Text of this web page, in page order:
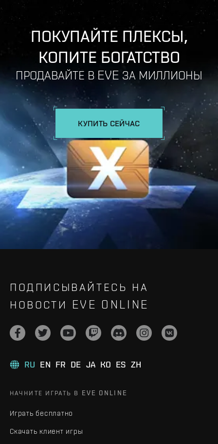
ПОКУПАЙТЕ ПЛЕКСЫ,
КОПИТЕ БОГАТСТВО
ПРОДАВАЙТЕ В EVE ЗА МИЛЛИОНЫ
КУПИТЬ СЕЙЧАС
ПОДПИСЫВАЙТЕСЬ НА
НОВОСТИ EVE ONLINE
RU EN FR DE JA KO ES ZH
НАЧНИТЕ ИГРАТЬ В EVE ONLINE
Играть бесплатно
Скачать клиент игры